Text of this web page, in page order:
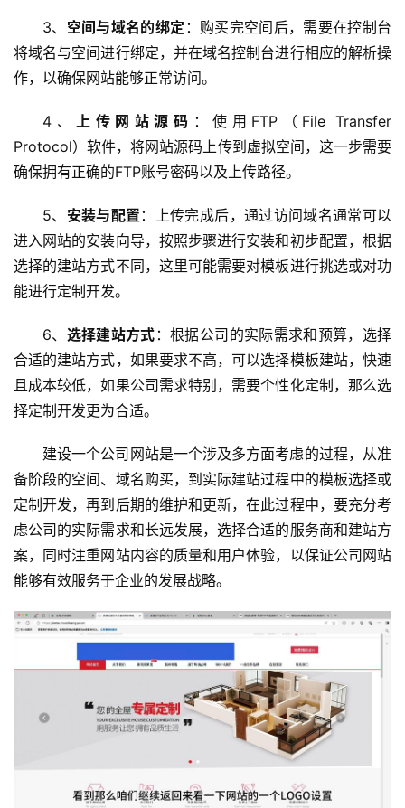
虚
机
教
程
C
服
务
运
维
网
络
全
l
3、 空间与域名的绑定 ：购买完空间后，需要在控制台
将域名与空间进行绑定，并在域名控制台进行相应的解析操
作，以确保网站能够正常访问。
4、上传网站源码 ：使用FTP（File Transfer
Protocol）软件，将网站源码上传到虚拟空间，这一步需要
确保拥有正确的FTP账号密码以及上传路径。
5、 安装与配置 ：上传完成后，通过访问域名通常可以
进入网站的安装向导，按照步骤进行安装和初步配置，根据
选择的建站方式不同，这里可能需要对模板进行挑选或对功
能进行定制开发。
6、 选择建站方式 ：根据公司的实际需求和预算，选择
合适的建站方式，如果要求不高，可以选择模板建站，快速
且成本较低，如果公司需求特别，需要个性化定制，那么选
择定制开发更为合适。
建设一个公司网站是一个涉及多方面考虑的过程，从准
备阶段的空间、域名购买，到实际建站过程中的模板选择或
定制开发，再到后期的维护和更新，在此过程中，要充分考
虑公司的实际需求和长远发展，选择合适的服务商和建站方
案，同时注重网站内容的质量和用户体验，以保证公司网站
能够有效服务于企业的发展战略。